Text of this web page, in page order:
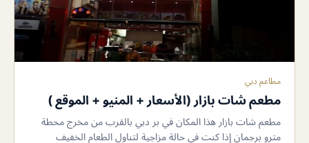
مطاعم دبي
مطعم شات بازار (الأسعار + المنيو + الموقع )
مطعم شات بازار هذا المكان في بر دبي بالقرب من مخرج محطة
مترو برجمان إذا كنت في حالة مزاجية لتناول الطعام الخفيف